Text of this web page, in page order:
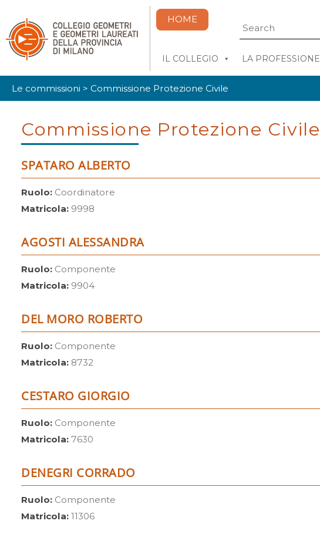
HOME
IL COLLEGIO LA PROFESSIONE
Le commissioni > Commissione Protezione Civile
Commissione Protezione Civile
SPATARO ALBERTO
Ruolo: Coordinatore
Matricola: 9998
AGOSTI ALESSANDRA
Ruolo: Componente
Matricola: 9904
DEL MORO ROBERTO
Ruolo: Componente
Matricola: 8732
CESTARO GIORGIO
Ruolo: Componente
Matricola: 7630
DENEGRI CORRADO
Ruolo: Componente
Matricola: 11306